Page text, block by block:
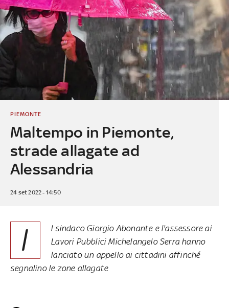
Maltempo in Piemonte,
strade allagate ad
Alessandria
PIEMONTE
24 set 2022 - 14:50
I
l sindaco Giorgio Abonante e l'assessore ai
Lavori Pubblici Michelangelo Serra hanno
lanciato un appello ai cittadini affinché
segnalino le zone allagate